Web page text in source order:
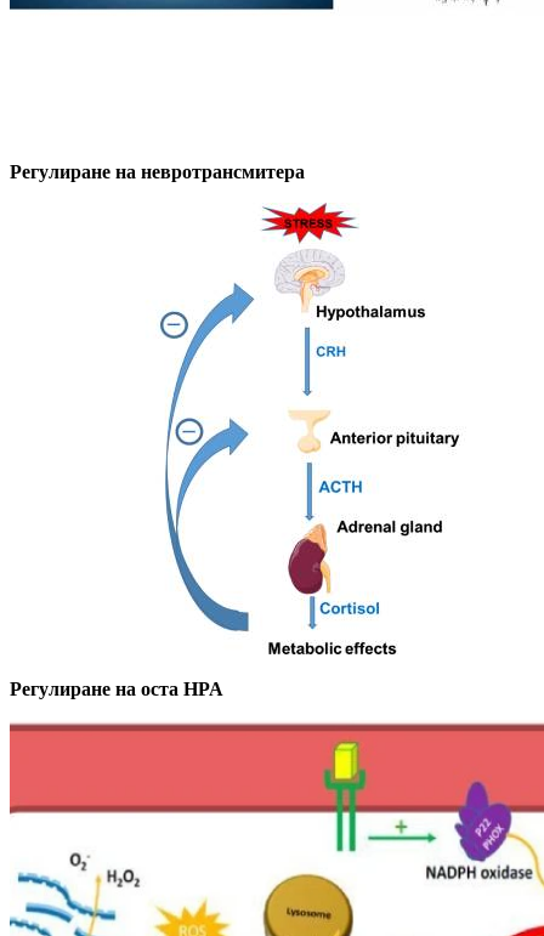
Регулиране на невротрансмитера
Регулиране на оста HPA